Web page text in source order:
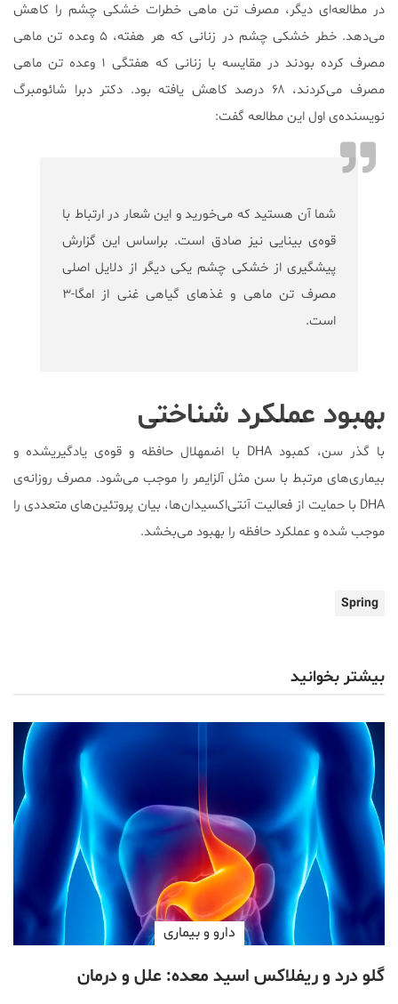
در مطالعه‌ای دیگر، مصرف تن ماهی خطرات خشکی چشم را کاهش
می‌دهد. خطر خشکی چشم در زنانی که هر هفته، ۵ وعده تن ماهی
مصرف کرده بودند در مقایسه با زنانی که هفتگی ۱ وعده تن ماهی
مصرف می‌کردند، ۶۸ درصد کاهش یافته بود. دکتر دبرا شائومبرگ
نویسنده‌ی اول این مطالعه گفت:
شما آن‌ هستید که می‌خورید و این شعار در ارتباط با
قوه‌ی بینایی نیز صادق است. براساس این گزارش
پیشگیری از خشکی چشم یکی دیگر از دلایل اصلی
مصرف تن ماهی و غذهای گیاهی غنی از امگا-۳
است.
بهبود عملکرد شناختی
با گذر سن، کمبود DHA با اضمهلال حافظه و قوه‌ی یادگیریشده و
بیماری‌های مرتبط با سن مثل آلزایمر را موجب می‌شود. مصرف روزانه‌ی
DHA با حمایت از فعالیت آنتی‌اکسیدان‌ها، بیان پروتئین‌های متعددی را
موجب شده و عملکرد حافظه را بهبود می‌بخشد.
Spring
بیشتر بخوانید
دارو‌ و بیماری
گلو درد و ریفلاکس اسید معده: علل و درمان